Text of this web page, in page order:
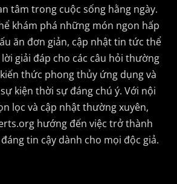
tâm trong cuộc sống hằng ngày.
khám phá những món ngon hấp
ăn đơn giản, cập nhật tin tức thể
giải đáp cho các câu hỏi thường
thức phong thủy ứng dụng và
kiện thời sự đáng chú ý. Với nội
lọc và cập nhật thường xuyên,
hướng đến việc trở thành
tin cậy dành cho mọi độc giả.